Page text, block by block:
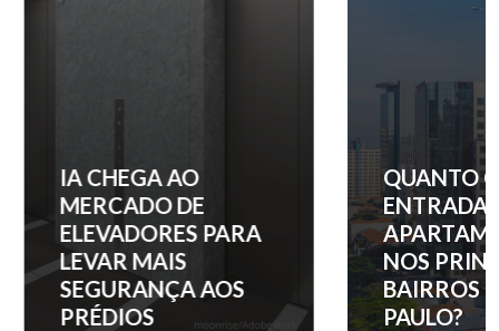
IA CHEGA AO
MERCADO DE
ELEVADORES PARA
LEVAR MAIS
SEGURANÇA AOS
PRÉDIOS
QUANTO
ENTRADA
NOS
BAIRROS
PAULO?